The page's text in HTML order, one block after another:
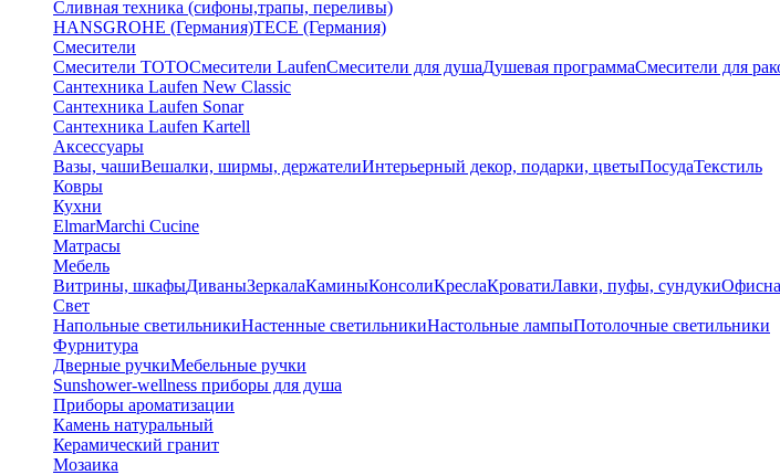
Сливная техника (сифоны,трапы, переливы)
HANSGROHE (Германия)TECE (Германия)
Смесители
Смесители TOTOСмесители LaufenСмесители для душаДушевая программаСмесители для
Сантехника Laufen New Classic
Сантехника Laufen Sonar
Сантехника Laufen Kartell
Аксессуары
Вазы, чашиВешалки, ширмы, держателиИнтерьерный декор, подарки, цветыПосудаТекстиль
Ковры
Кухни
ElmarMarchi Cucine
Матрасы
Мебель
Витрины, шкафыДиваныЗеркалаКаминыКонсолиКреслаКроватиЛавки, пуфы, сундуки
Свет
Напольные светильникиНастенные светильникиНастольные лампыПотолочные светильники
Фурнитура
Дверные ручкиМебельные ручки
Sunshower-wellness приборы для душа
Приборы ароматизации
Камень натуральный
Керамический гранит
Мозаика